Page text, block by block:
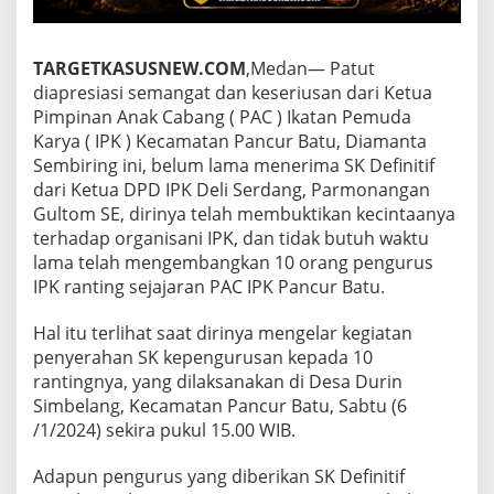
r
y
D
i
m
a
n
t
a
S
e
m
b
r
i
n
g
S
i
B
TARGETKASUSNEW.COM,Medan— Patut
diapresiasi semangat dan keseriusan dari Ketua
Pimpinan Anak Cabang ( PAC ) Ikatan Pemuda
Karya ( IPK ) Kecamatan Pancur Batu, Diamanta
Sembiring ini, belum lama menerima SK Definitif
dari Ketua DPD IPK Deli Serdang, Parmonangan
Gultom SE, dirinya telah membuktikan kecintaanya
terhadap organisani IPK, dan tidak butuh waktu
lama telah mengembangkan 10 orang pengurus
IPK ranting sejajaran PAC IPK Pancur Batu.
Hal itu terlihat saat dirinya mengelar kegiatan
penyerahan SK kepengurusan kepada 10
rantingnya, yang dilaksanakan di Desa Durin
Simbelang, Kecamatan Pancur Batu, Sabtu (6
/1/2024) sekira pukul 15.00 WIB.
Adapun pengurus yang diberikan SK Definitif